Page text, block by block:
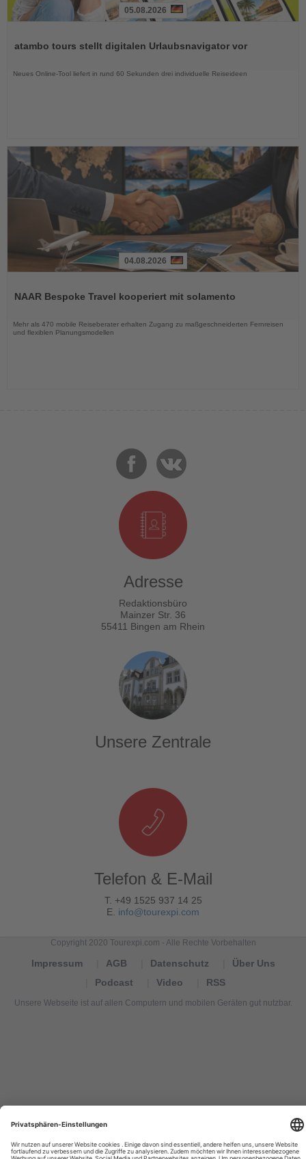
die
05.08.2026
atambo tours stellt digitalen Urlaubsnavigator vor
Neues Online-Tool liefert in rund 60 Sekunden drei individuelle Reiseideen
die
04.08.2026
NAAR Bespoke Travel kooperiert mit solamento
Mehr als 470 mobile Reiseberater erhalten Zugang zu maßgeschneiderten Fernreisen
und flexiblen Planungsmodellen
Adresse
Redaktionsbüro
Mainzer Str. 36
55411 Bingen am Rhein
Unsere Zentrale
Telefon & E-Mail
T. +49 1525 937 14 25
E. info@tourexpi.com
Copyright 2020 Tourexpi.com - Alle Rechte Vorbehalten
Impressum AGB Datenschutz
Über Uns
Podcast
Video RSS
Unsere Webseite ist auf allen Computern und mobilen Geräten gut nutzbar.
turismo,
Nachrichten,